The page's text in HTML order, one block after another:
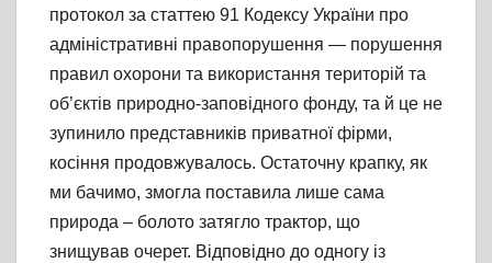
протокол за статтею 91 Кодексу України про
адміністративні правопорушення — порушення
правил охорони та використання територій та
об’єктів природно-заповідного фонду, та й це не
зупинило представників приватної фірми,
косіння продовжувалось. Остаточну крапку, як
ми бачимо, змогла поставила лише сама
природа – болото затягло трактор, що
знищував очерет. Відповідно до одногу із